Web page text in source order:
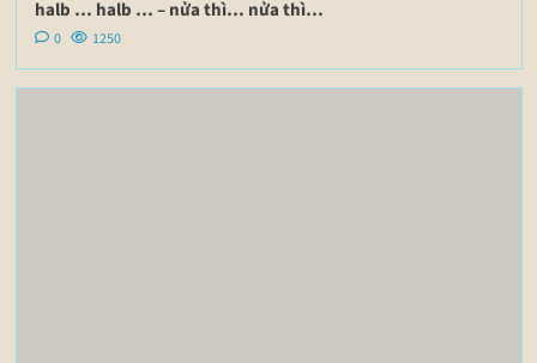
halb … halb … – nửa thì… nửa thì…
0 1250